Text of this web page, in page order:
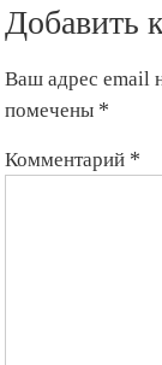
Добавить
Ваш адрес email
помечены *
Комментарий *